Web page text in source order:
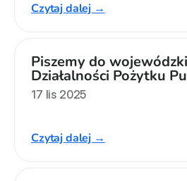
Czytaj dalej →
Piszemy do
Działalności Pożytku
17 lis 2025
Czytaj dalej →